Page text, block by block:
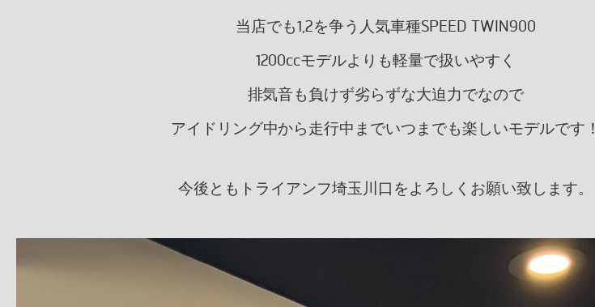
当店でも1,2を争う人気車種SPEED TWIN900
1200ccモデルよりも軽量で扱いやすく
排気音も負けず劣らずな大迫力でなので
アイドリング中から走行中までいつまでも楽しいモデルです！
今後ともトライアンフ埼玉川口をよろしくお願い致します。